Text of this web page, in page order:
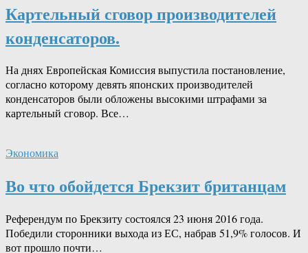
Картельный сговор производителей
конденсаторов.
На днях Европейская Комиссия выпустила постановление,
согласно которому девять японских производителей
конденсаторов были обложены высокими штрафами за
картельный сговор. Все…
Экономика
Во что обойдется Брекзит британцам
Референдум по Брекзиту состоялся 23 июня 2016 года.
Победили сторонники выхода из ЕС, набрав 51,9% голосов. И
вот прошло почти…